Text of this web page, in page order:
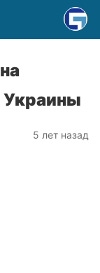
Украины
5 лет назад